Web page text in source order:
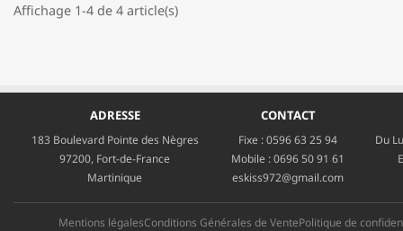
Affichage 1-4 de 4 article(s)
ADRESSE
183 Boulevard Pointe des Nègres
97200, Fort-de-France
Martinique
CONTACT
Fixe :0596 63 25 94
Mobile :0696 50 91 61
eskiss972@gmail.com
Du
Mentions légalesConditions Générales de VentePolitique de